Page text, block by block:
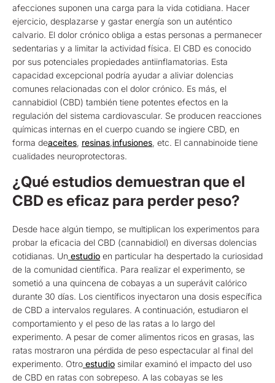
afecciones suponen una carga para la vida cotidiana. Hacer
ejercicio, desplazarse y gastar energía son un auténtico
calvario. El dolor crónico obliga a estas personas a permanecer
sedentarias y a limitar la actividad física. El CBD es conocido
por sus potenciales propiedades antiinflamatorias. Esta
capacidad excepcional podría ayudar a aliviar dolencias
comunes relacionadas con el dolor crónico. Es más, el
cannabidiol (CBD) también tiene potentes efectos en la
regulación del sistema cardiovascular. Se producen reacciones
químicas internas en el cuerpo cuando se ingiere CBD, en
forma deaceites, resinas,infusiones, etc. El cannabinoide tiene
cualidades neuroprotectoras.
¿Qué estudios demuestran que el
CBD es eficaz para perder peso?
Desde hace algún tiempo, se multiplican los experimentos para
probar la eficacia del CBD (cannabidiol) en diversas dolencias
cotidianas. Un estudio en particular ha despertado la curiosidad
de la comunidad científica. Para realizar el experimento, se
sometió a una quincena de cobayas a un superávit calórico
durante 30 días. Los científicos inyectaron una dosis específica
de CBD a intervalos regulares. A continuación, estudiaron el
comportamiento y el peso de las ratas a lo largo del
experimento. A pesar de comer alimentos ricos en grasas, las
ratas mostraron una pérdida de peso espectacular al final del
experimento. Otro estudio similar examinó el impacto del uso
de CBD en ratas con sobrepeso. A las cobayas se les